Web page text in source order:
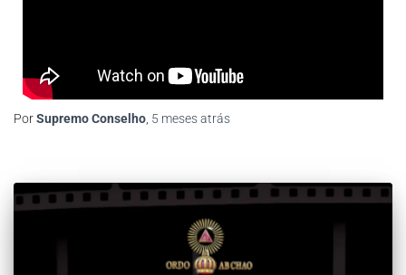
PorSupremo Conselho 5 mesesatrás